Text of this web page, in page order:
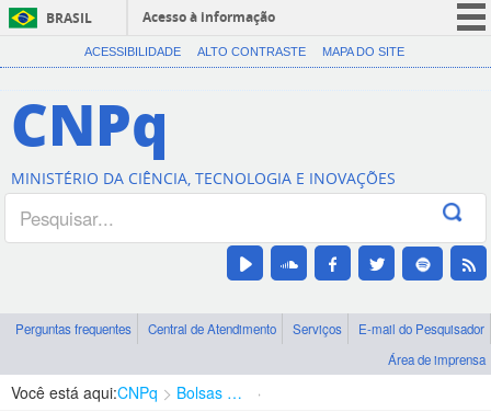
BRASIL
Acesso à informação
CORONAVÍRUS (COVID-19)
Canais
ACESSIBILIDADE ALTO CONTRASTE MAPA DO SITE
CNPq
MINISTÉRIO DA CIÊNCIA, TECNOLOGIA E INOVAÇÕES
Perguntas frequentes Central de Atendimento Serviços
E-mail do Pesquisador
Área de imprensa
Você está aqui:CNPq Bolsas e Auxílios Vigentes